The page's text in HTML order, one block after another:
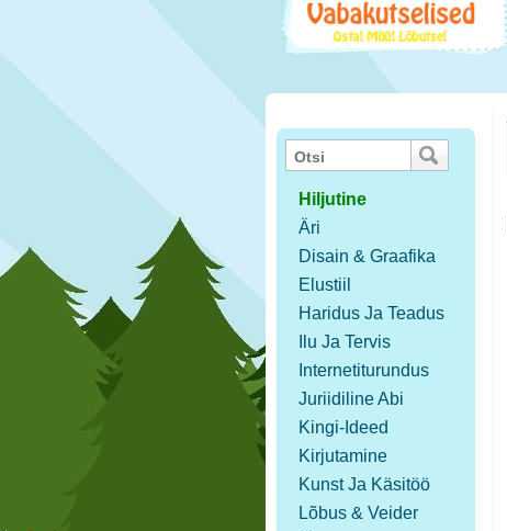
Hiljutine
Äri
Disain & Graafika
Elustiil
Haridus Ja Teadus
Ilu Ja Tervis
Internetiturundus
Juriidiline Abi
Kingi-Ideed
Kirjutamine
Kunst Ja Käsitöö
Lõbus & Veider